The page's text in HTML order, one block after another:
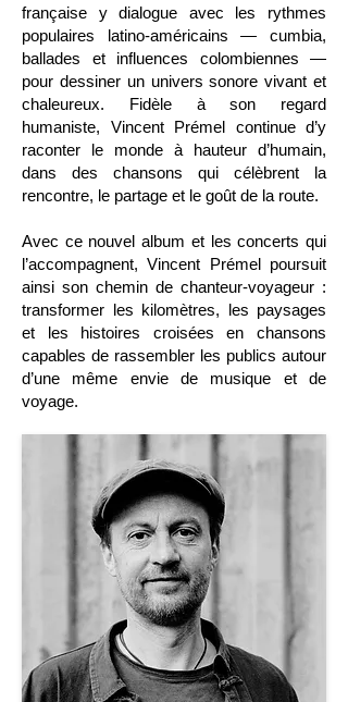
française y dialogue avec les rythmes
populaires latino-américains — cumbia,
ballades et influences colombiennes —
pour dessiner un univers sonore vivant et
chaleureux. Fidèle à son regard
humaniste, Vincent Prémel continue d’y
raconter le monde à hauteur d’humain,
dans des chansons qui célèbrent la
rencontre, le partage et le goût de la route.
Avec ce nouvel album et les concerts qui
l’accompagnent, Vincent Prémel poursuit
ainsi son chemin de chanteur-voyageur :
transformer les kilomètres, les paysages
et les histoires croisées en chansons
capables de rassembler les publics autour
d’une même envie de musique et de
voyage.